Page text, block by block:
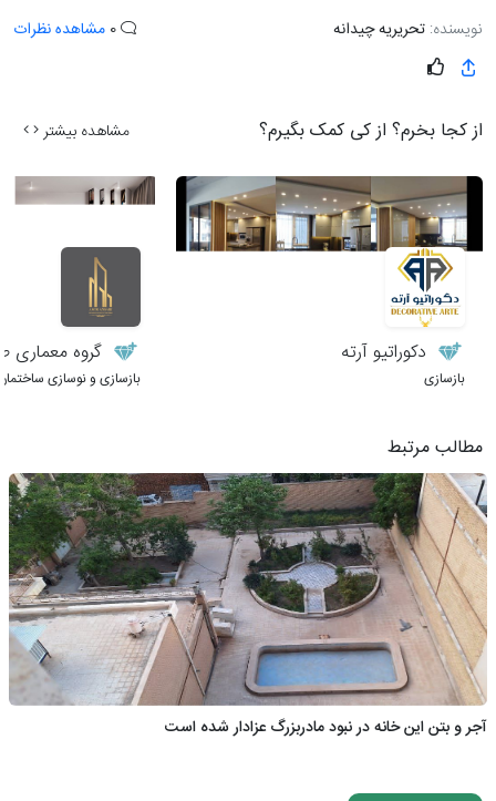
نویسنده: تحریریه چیدانه مشاهده نظرات
از کجا بخرم؟ از کی کمک بگیرم؟ مشاهده بیشتر
دکوراتیو آرته
بازسازی
گروه معماری
بازسازی و نوسازی
مطالب مرتبط
آجر و بتن این خانه در نبود مادربزرگ عزادار شده است